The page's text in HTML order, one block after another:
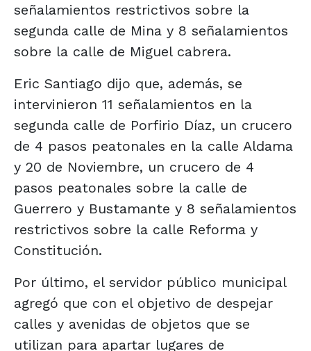
señalamientos restrictivos sobre la
segunda calle de Mina y 8 señalamientos
sobre la calle de Miguel cabrera.
Eric Santiago dijo que, además, se
intervinieron 11 señalamientos en la
segunda calle de Porfirio Díaz, un crucero
de 4 pasos peatonales en la calle Aldama
y 20 de Noviembre, un crucero de 4
pasos peatonales sobre la calle de
Guerrero y Bustamante y 8 señalamientos
restrictivos sobre la calle Reforma y
Constitución.
Por último, el servidor público municipal
agregó que con el objetivo de despejar
calles y avenidas de objetos que se
utilizan para apartar lugares de